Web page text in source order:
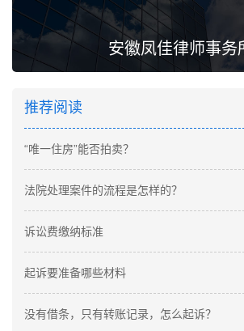
安徽凤佳律师事务
推荐阅读
“唯一住房”能否拍卖？
法院处理案件的流程是怎样的？
诉讼费缴纳标准
起诉要准备哪些材料
没有借条，只有转账记录，怎么起诉？